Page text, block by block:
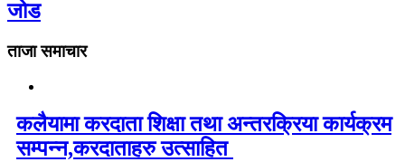
जोड
ताजा समाचार
कलैयामा करदाता शिक्षा तथा अन्तरक्रिया कार्यक्रम
सम्पन्न,करदाताहरु उत्साहित